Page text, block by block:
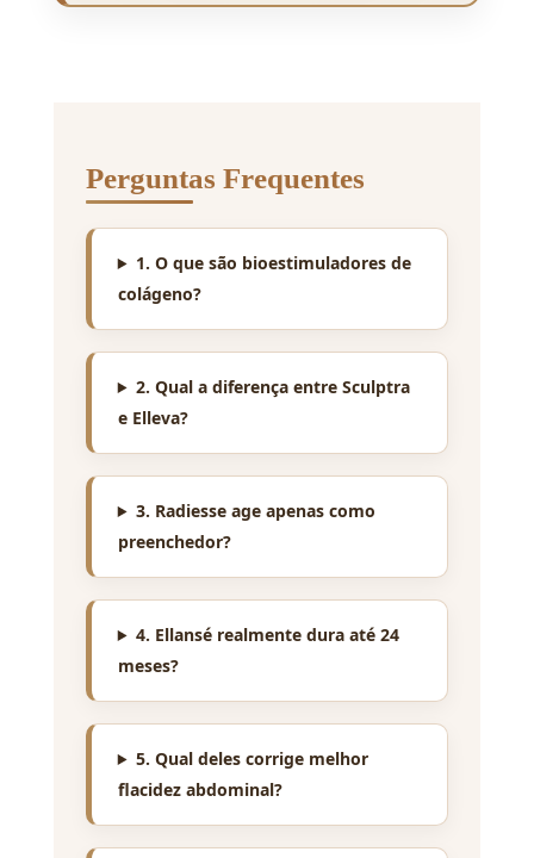
Perguntas Frequentes
1. O que são bioestimuladores de
colágeno?
2. Qual a diferença entre Sculptra
e Elleva?
3. Radiesse age apenas como
preenchedor?
4. Ellansé realmente dura até 24
meses?
5. Qual deles corrige melhor
flacidez abdominal?